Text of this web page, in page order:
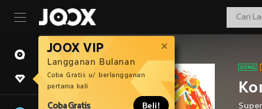
JOOX VIP
Langganan Bulanan
Coba Gratis u/ berlangganan
pertama kali
Coba Gratis Beli!